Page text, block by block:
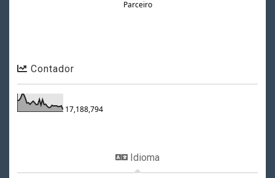
Parceiro
Contador
17,188,794
Idioma